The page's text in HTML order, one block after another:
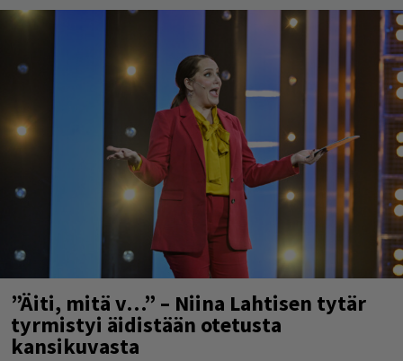
”Äiti, mitä v…” – Niina Lahtisen tytär
tyrmistyi äidistään otetusta
kansikuvasta